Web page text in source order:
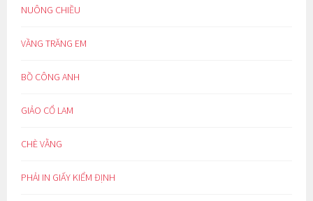
NUÔNG CHIỀU
VẦNG TRĂNG EM
BỒ CÔNG ANH
GIẢO CỔ LAM
CHÈ VẰNG
PHẢI IN GIẤY KIỂM ĐỊNH